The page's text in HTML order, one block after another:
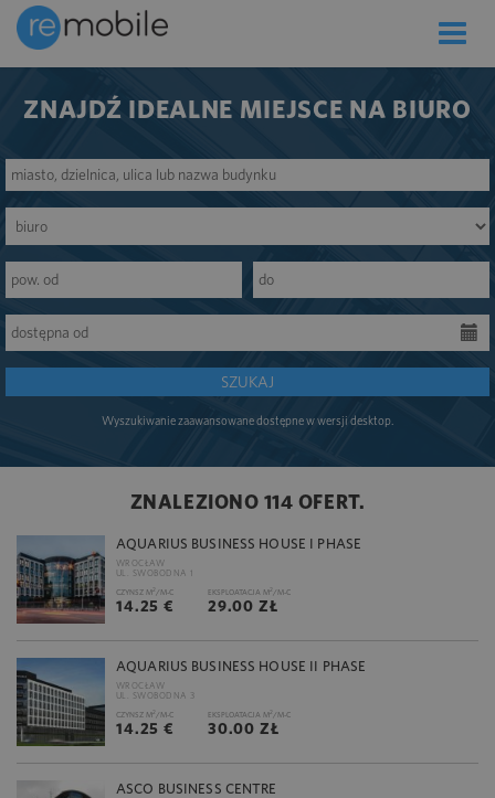
Toggle
ZNAJDŹ IDEALNE MIEJSCE NA BIURO
SZUKAJ
Wyszukiwanie zaawansowane dostępne w wersji desktop.
ZNALEZIONO 114 OFERT.
AQUARIUS BUSINESS HOUSE I PHASE
WROCŁAW
UL. SWOBODNA 1
CZYNSZ M2 /M-C
14.25 €
EKSPLOATACJA M2 /M-C
29.00 ZŁ
AQUARIUS BUSINESS HOUSE II PHASE
WROCŁAW
UL. SWOBODNA 3
CZYNSZ M2 /M-C
14.25 €
EKSPLOATACJA M2 /M-C
30.00 ZŁ
ASCO BUSINESS CENTRE